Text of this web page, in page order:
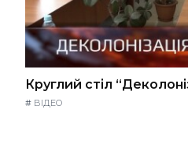
Круглий стіл
# ВІДЕО